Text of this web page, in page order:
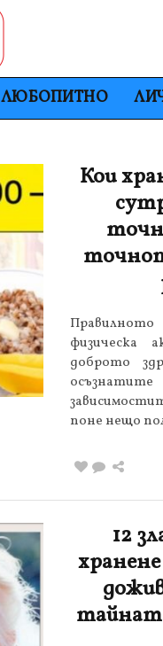
ЛЮБОПИТНО
Кои
физическа
доброто
осъзнатите
поне нещо
12